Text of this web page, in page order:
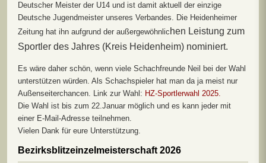
Deutscher Meister der U14 und ist damit aktuell der einzige
Deutsche Jugendmeister unseres Verbandes. Die Heidenheimer
Zeitung hat ihn aufgrund der außergewöhnlic hen Leistung zum
Sportler des Jahres (Kreis Heidenheim) nominiert.
Es wäre daher schön, wenn viele Schachfreunde Neil bei der Wahl
unterstützen würden. Als Schachspieler hat man da ja meist nur
Außenseiterchancen. Link zur Wahl: HZ-Sportlerwahl 2025.
Die Wahl ist bis zum 22.Januar möglich und es kann jeder mit
einer E-Mail-Adresse teilnehmen.
Vielen Dank für eure Unterstützung.
Bezirksblitzeinzelmeisterschaft 2026